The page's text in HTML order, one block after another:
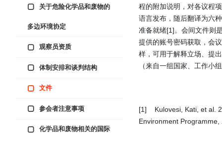
关于危险化学品和废物的
多边环境协定
观察员资质
体制安排和谈判结构
文件
参会者注意事项
化学品和废物相关的国际
程的附加说明，对各议程
语言发布，随后翻译为六
准备就绪[1]。会间文件则
提供的账号密码获取，会
样，可用于解释立场、提
（来自一组国家、工作小
[1] Kulovesi, Kati, et al.
Environment